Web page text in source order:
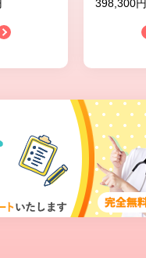
398,300円